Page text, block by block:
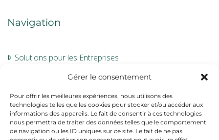
Gérer le consentement
Pour offrir les meilleures expériences, nous utilisons des
technologies telles que les cookies pour stocker et/ou accéder aux
informations des appareils. Le fait de consentir à ces technologies
nous permettra de traiter des données telles que le comportement
de navigation ou les ID uniques sur ce site. Le fait de ne pas
Navigation
Solutions pour les Entreprises
À propos
Contact